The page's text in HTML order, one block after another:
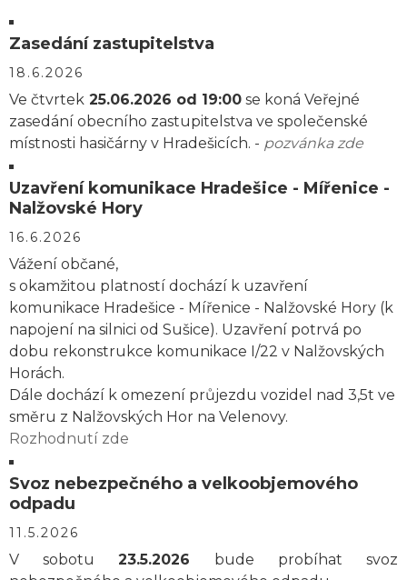
Zasedání zastupitelstva
18.6.2026
Ve čtvrtek 25.06.2026 od 19:00 se koná Veřejné
zasedání obecního zastupitelstva ve společenské
místnosti hasičárny v Hradešicích. - pozvánka zde
Uzavření komunikace Hradešice - Mířenice -
Nalžovské Hory
16.6.2026
Vážení občané,
s okamžitou platností dochází k uzavření
komunikace Hradešice - Mířenice - Nalžovské Hory (k
napojení na silnici od Sušice). Uzavření potrvá po
dobu rekonstrukce komunikace I/22 v Nalžovských
Horách.
Dále dochází k omezení průjezdu vozidel nad 3,5t ve
směru z Nalžovských Hor na Velenovy.
Rozhodnutí zde
Svoz nebezpečného a velkoobjemového
odpadu
11.5.2026
V sobotu23.5.2026 bude probíhat svoz